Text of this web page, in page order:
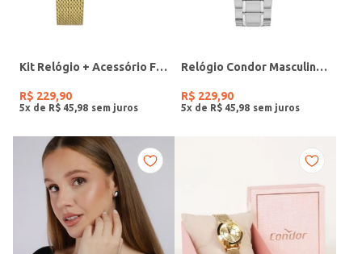
Kit Relógio + Acessório Feminino DOURADO
R$ 229,90
5x de R$ 45 98
Relógio Condor Masculino PRATA
R$ 229,90
5x de R$ 45 98